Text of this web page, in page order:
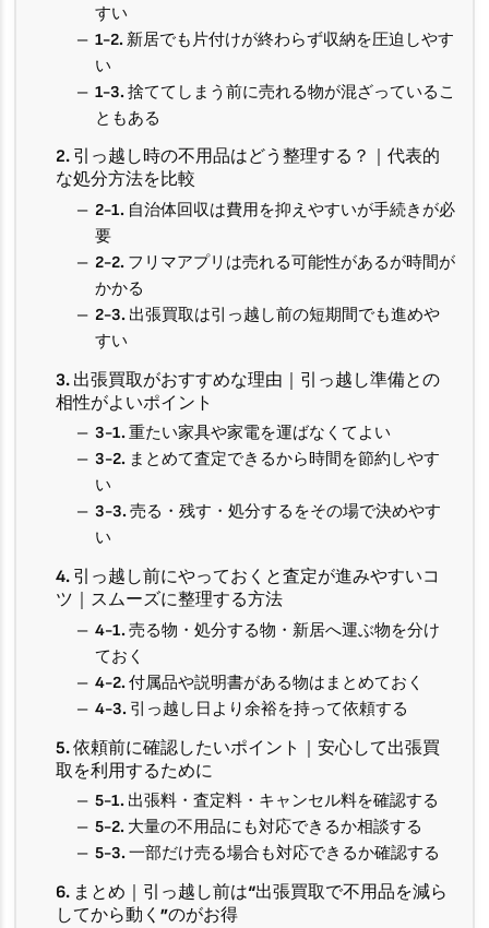
すい
1-2. 新居でも片付けが終わらず収納を圧迫しやす
い
1-3. 捨ててしまう前に売れる物が混ざっているこ
ともある
2. 引っ越し時の不用品はどう整理する？｜代表的
な処分方法を比較
2-1. 自治体回収は費用を抑えやすいが手続きが必
要
2-2. フリマアプリは売れる可能性があるが時間が
かかる
2-3. 出張買取は引っ越し前の短期間でも進めや
すい
3. 出張買取がおすすめな理由｜引っ越し準備との
相性がよいポイント
3-1. 重たい家具や家電を運ばなくてよい
3-2. まとめて査定できるから時間を節約しやす
い
3-3. 売る・残す・処分するをその場で決めやす
い
4. 引っ越し前にやっておくと査定が進みやすいコ
ツ｜スムーズに整理する方法
4-1. 売る物・処分する物・新居へ運ぶ物を分け
ておく
4-2. 付属品や説明書がある物はまとめておく
4-3. 引っ越し日より余裕を持って依頼する
5. 依頼前に確認したいポイント｜安心して出張買
取を利用するために
5-1. 出張料・査定料・キャンセル料を確認する
5-2. 大量の不用品にも対応できるか相談する
5-3. 一部だけ売る場合も対応できるか確認する
6. まとめ｜引っ越し前は“出張買取で不用品を減ら
してから動く”のがお得